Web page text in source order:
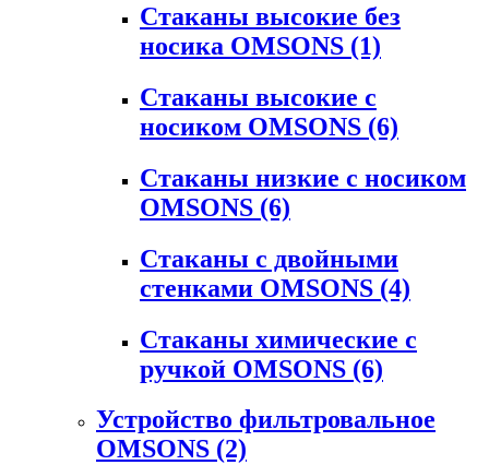
Стаканы высокие без
носика OMSONS (1)
Стаканы высокие с
носиком OMSONS (6)
Стаканы низкие с носиком
OMSONS (6)
Стаканы с двойными
стенками OMSONS (4)
Стаканы химические с
ручкой OMSONS (6)
Устройство фильтровальное
OMSONS (2)